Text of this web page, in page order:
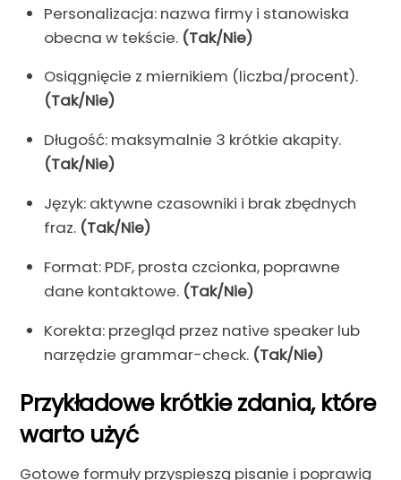
Personalizacja: nazwa firmy i stanowiska
obecna w tekście. (Tak/Nie)
Osiągnięcie z miernikiem (liczba/procent).
(Tak/Nie)
Długość: maksymalnie 3 krótkie akapity.
(Tak/Nie)
Język: aktywne czasowniki i brak zbędnych
fraz. (Tak/Nie)
Format: PDF, prosta czcionka, poprawne
dane kontaktowe. (Tak/Nie)
Korekta: przegląd przez native speaker lub
narzędzie grammar-check. (Tak/Nie)
Przykładowe krótkie zdania, które
warto użyć
Gotowe formuły przyspieszą pisanie i poprawią